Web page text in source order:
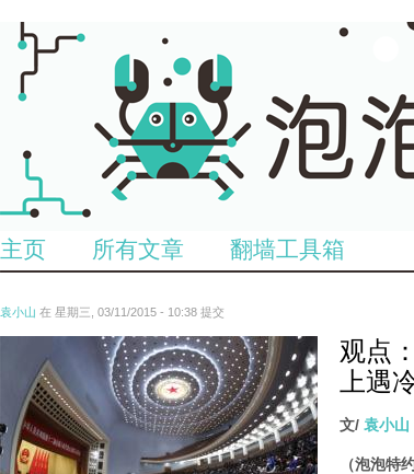
主页 所有文章 翻墙工具箱
袁小山 在 星期三, 03/11/2015 - 10:38 提交
anp-31778118.jpg
观点
上遇
文/ 袁小山
（泡泡特